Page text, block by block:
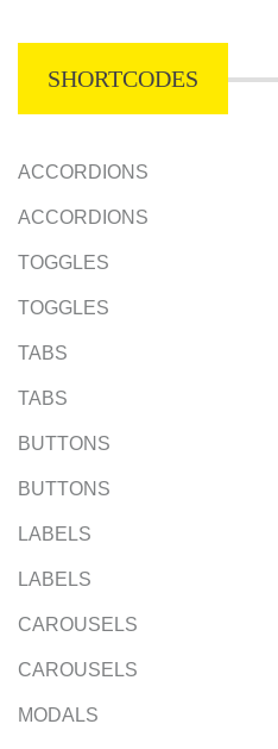
SHORTCODES
ACCORDIONS
ACCORDIONS
TOGGLES
TOGGLES
TABS
TABS
BUTTONS
BUTTONS
LABELS
LABELS
CAROUSELS
CAROUSELS
MODALS